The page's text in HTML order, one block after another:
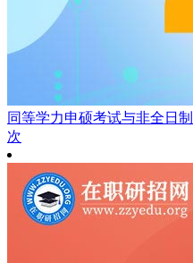
同等学力申硕考试与非全日
次